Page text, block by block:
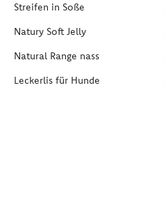
Streifen in Soße
Natury Soft Jelly
Natural Range nass
Leckerlis für Hunde